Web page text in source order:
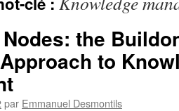
the
to
par Emmanuel Desmontils